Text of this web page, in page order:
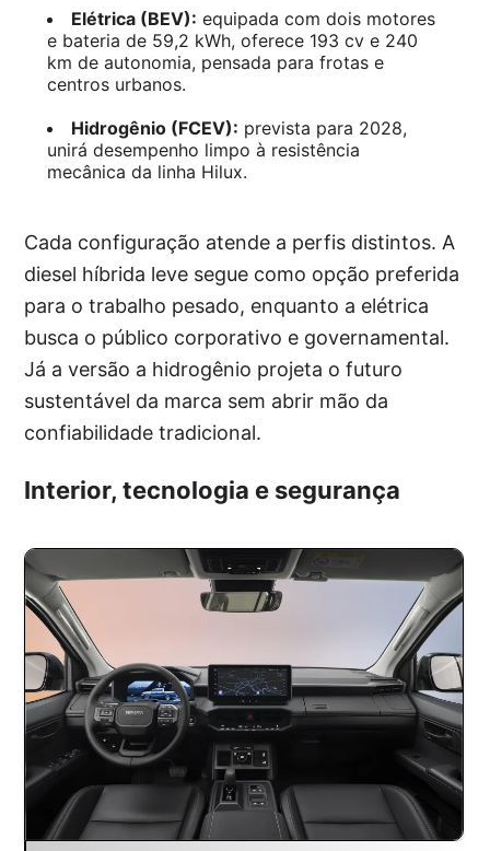
Elétrica (BEV): equipada com dois motores
e bateria de 59,2 kWh, oferece 193 cv e 240
km de autonomia, pensada para frotas e
centros urbanos.
Hidrogênio (FCEV): prevista para 2028,
unirá desempenho limpo à resistência
mecânica da linha Hilux.
Cada configuração atende a perfis distintos. A
diesel híbrida leve segue como opção preferida
para o trabalho pesado, enquanto a elétrica
busca o público corporativo e governamental.
Já a versão a hidrogênio projeta o futuro
sustentável da marca sem abrir mão da
confiabilidade tradicional.
Interior, tecnologia e segurança